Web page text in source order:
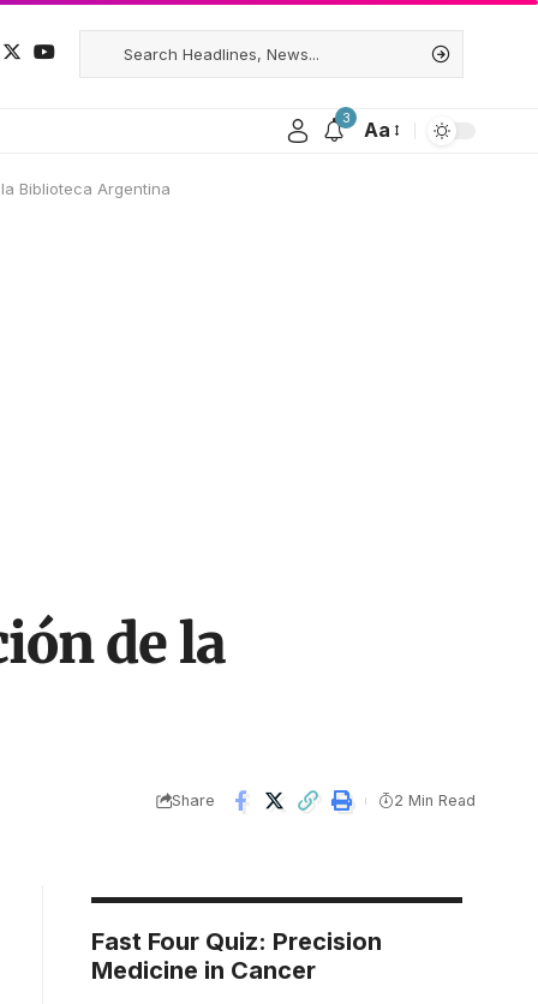
3
Aa
Biblioteca Argentina
de la
Share 2 Min Read
Fast Four Quiz: Precision
Medicine in Cancer